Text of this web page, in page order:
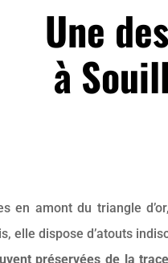
Une
à
en amont du triangle
elle dispose d’atouts
préservées de la